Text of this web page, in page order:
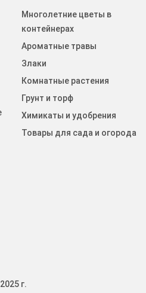
г.
Многолетние цветы в
контейнерах
Ароматные травы
Злаки
Комнатные растения
Грунт и торф
Химикаты и удобрения
Товары для сада и огорода